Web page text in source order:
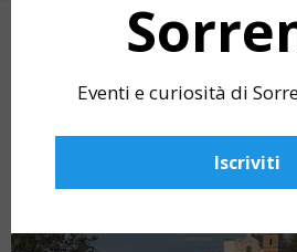
ARTICOLI CORRELATI
Eventi e curiosità di
Iscriviti